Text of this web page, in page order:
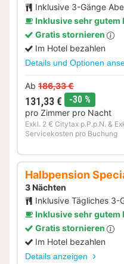
Inklusive 3-Gänge
Inklusive sehr gutem
Gratis stornieren
Im Hotel bezahlen
Details und Optionen
Ab 186,33 €
131,33 € -30 %
pro Zimmer pro Nacht
Exkl. 2 € Citytax p.P.p.N. &
Servicekosten pro Buchung
Halbpension
3 Nächten
Inklusive Tägliches 3-
Inklusive sehr gutem
Gratis stornieren
Im Hotel bezahlen
Details anzeigen